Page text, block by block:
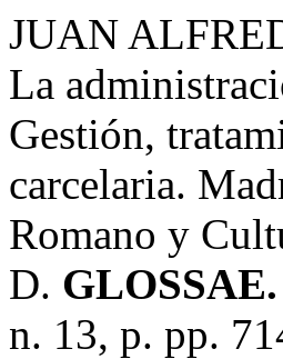
JUAN
La
Gestión,
carcelaria.
Romano y
D.
n. 13, p. pp.